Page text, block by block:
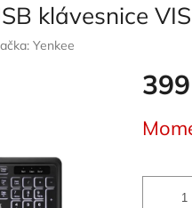
klávesnice
Yenkee
cena: